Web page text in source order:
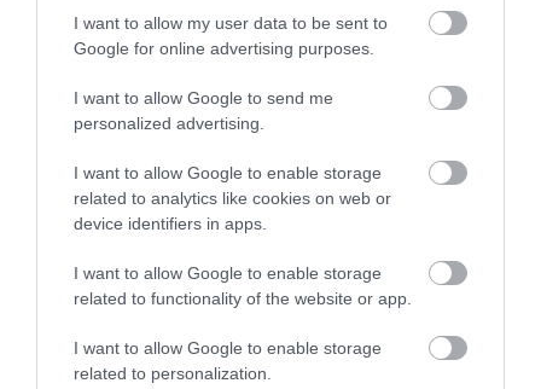
I want to allow my user data to be sent to
Google for online advertising purposes.
I want to allow Google to send me
personalized advertising.
I want to allow Google to enable storage
related to analytics like cookies on web or
device identifiers in apps.
I want to allow Google to enable storage
related to functionality of the website or app.
I want to allow Google to enable storage
related to personalization.
Στερεάς Ελλάδας
10.08.2026 | 11:00